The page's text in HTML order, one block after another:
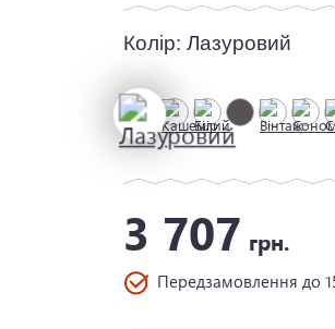
Колір: Лазуровий
3 707грн.
Передзамовлення до